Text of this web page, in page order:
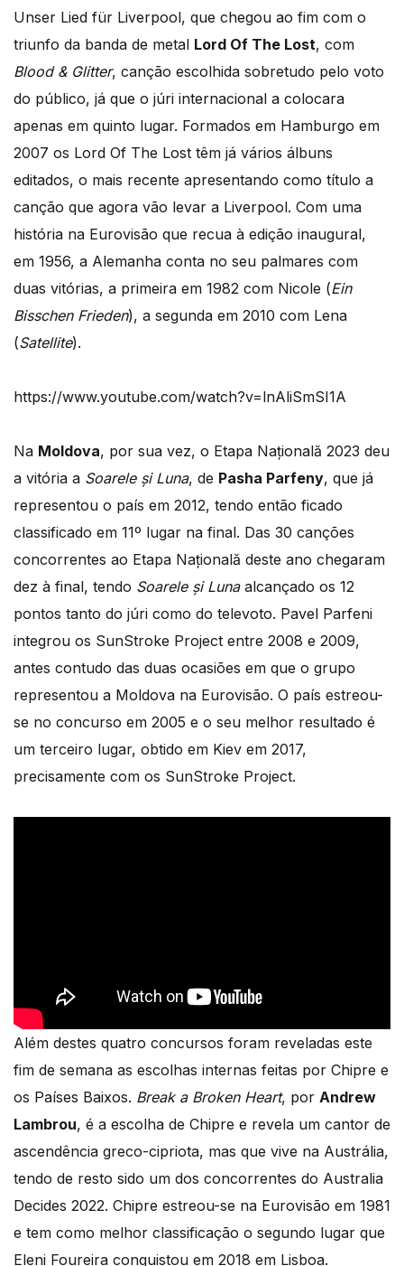
Unser Lied für Liverpool, que chegou ao fim com o
triunfo da banda de metal Lord Of The Lost, com
Blood & Glitter, canção escolhida sobretudo pelo voto
do público, já que o júri internacional a colocara
apenas em quinto lugar. Formados em Hamburgo em
2007 os Lord Of The Lost têm já vários álbuns
editados, o mais recente apresentando como título a
canção que agora vão levar a Liverpool. Com uma
história na Eurovisão que recua à edição inaugural,
em 1956, a Alemanha conta no seu palmares com
duas vitórias, a primeira em 1982 com Nicole (Ein
Bisschen Frieden), a segunda em 2010 com Lena
(Satellite).
https://www.youtube.com/watch?v=lnAliSmSI1A
Na Moldova, por sua vez, o Etapa Națională 2023 deu
a vitória a Soarele și Luna, de Pasha Parfeny, que já
representou o país em 2012, tendo então ficado
classificado em 11º lugar na final. Das 30 canções
concorrentes ao Etapa Națională deste ano chegaram
dez à final, tendo Soarele și Lunaalcançado os 12
pontos tanto do júri como do televoto. Pavel Parfeni
integrou os SunStroke Project entre 2008 e 2009,
antes contudo das duas ocasiões em que o grupo
representou a Moldova na Eurovisão. O país estreou-
se no concurso em 2005 e o seu melhor resultado é
um terceiro lugar, obtido em Kiev em 2017,
precisamente com os SunStroke Project.
Além destes quatro concursos foram reveladas este
fim de semana as escolhas internas feitas por Chipre e
os Países Baixos. Break a Broken Heart, por Andrew
Lambrou, é a escolha de Chipre e revela um cantor de
ascendência greco-cipriota, mas que vive na Austrália,
tendo de resto sido um dos concorrentes do Australia
Decides 2022. Chipre estreou-se na Eurovisão em 1981
e tem como melhor classificação o segundo lugar que
Eleni Foureira conquistou em 2018 em Lisboa.